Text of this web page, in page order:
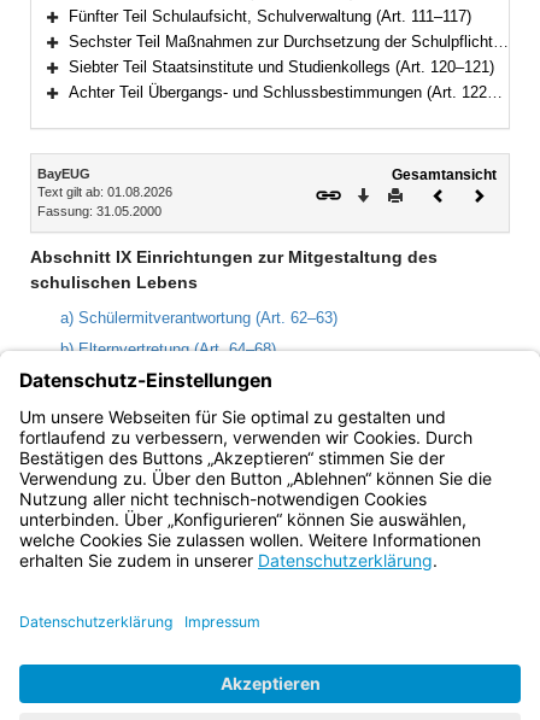
Bereich erweitern
Bereich erweitern
Fünfter Teil Schulaufsicht, Schulverwaltung (Art. 111–117)
Bereich erweitern
Sechster Teil Maßnahmen zur Durchsetzung der Schulpflicht, Ordnungswidrigkeiten (Art. 118–119)
Bereich erweitern
Siebter Teil Staatsinstitute und Studienkollegs (Art. 120–121)
Achter Teil Übergangs- und Schlussbestimmungen (Art. 122–125)
Inhalt
BayEUG
Text gilt ab: 01.08.2026
Fassung: 31.05.2000
Gesamtansicht
Download
DruckenVorheriges
Abschnitt IX Einrichtungen zur Mitgestaltung des
schulischen Lebens
a) Schülermitverantwortung (Art. 62–63)
b) Elternvertretung (Art. 64–68)
c) Schulforum (Art. 69)
d) Berufsschulbeirat (Art. 70–72)
e) Landesschulbeirat (Art. 73)
Bayern.de
BayernPortal
Impressum